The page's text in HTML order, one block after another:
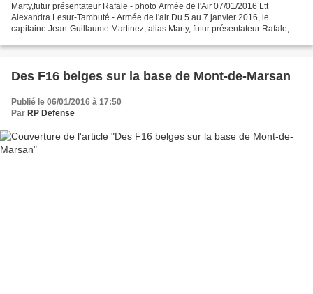
Marty,futur présentateur Rafale - photo Armée de l'Air 07/01/2016 Ltt
Alexandra Lesur-Tambuté - Armée de l'air Du 5 au 7 janvier 2016, le
capitaine Jean-Guillaume Martinez, alias Marty, futur présentateur Rafale, a
Des F16 belges sur la base de Mont-de-Marsan
Publié le 06/01/2016 à 17:50
Par RP Defense